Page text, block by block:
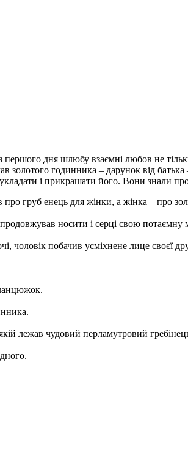
дня шлюбу взаємні любов не
золотого годинника – дарунок від
і прикрашати його. Вони знали
про груб енець для жінки, а жінка – про
носити і серці свою потаємну
чоловік побачив усміхнене лице своєї
лежав чудовий перламутровий